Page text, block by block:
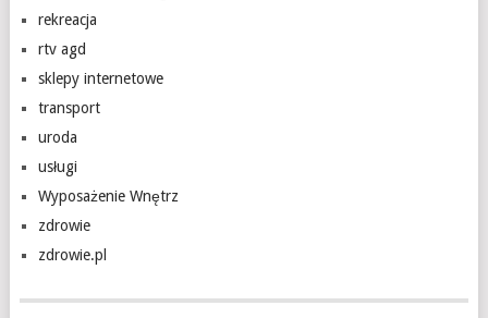
rekreacja
rtv agd
sklepy internetowe
transport
uroda
usługi
Wyposażenie Wnętrz
zdrowie
zdrowie.pl